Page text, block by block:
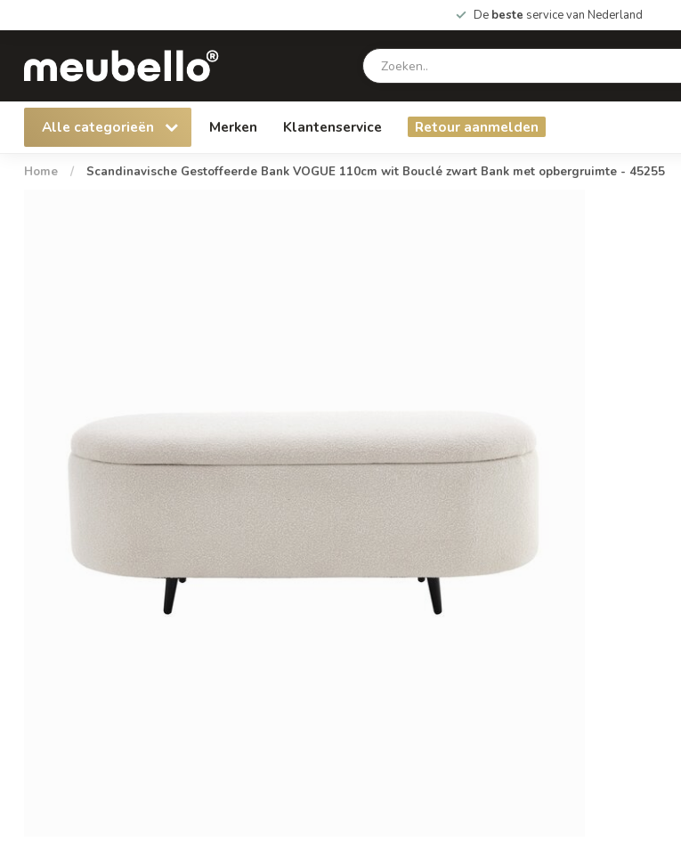
De beste service van Nederland
Alle categorieën Merken Klantenservice Retour aanmelden
Home / Scandinavische Gestoffeerde Bank VOGUE 110cm wit Bouclé zwart Bank met opbergruimte - 45255